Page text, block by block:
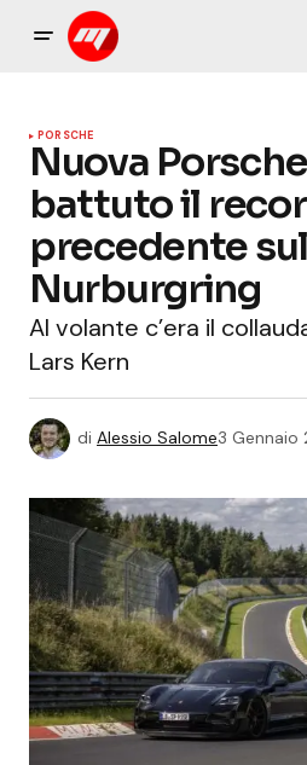
PORSCHE
Nuova
battuto il
precedente sul
Nurburgring
Al volante c’era il
Lars Kern
di Alessio Salome3 Gennaio